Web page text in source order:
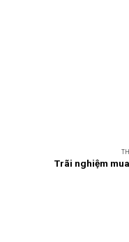
Trãi nghiệm